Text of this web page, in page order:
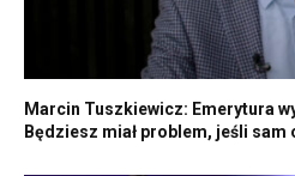
Marcin Tuszkiewicz: Emerytura
Będziesz miał problem, jeśli sam